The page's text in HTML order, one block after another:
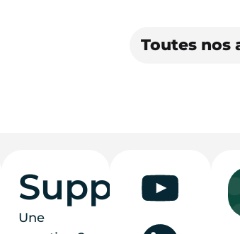
Toutes nos
Support
Une